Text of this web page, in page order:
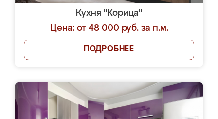
Кухня "Корица"
Цена: от 48 000 руб. за п.м.
ПОДРОБНЕЕ